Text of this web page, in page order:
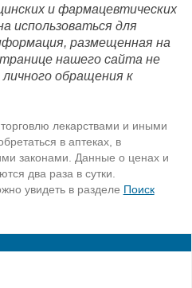
и фармацевтических
использоваться для
размещенная на
нашего сайта не
обращения к
лекарствами и иными
в аптеках, в
законами. Данные о ценах и
два раза в сутки.
увидеть в разделе Поиск